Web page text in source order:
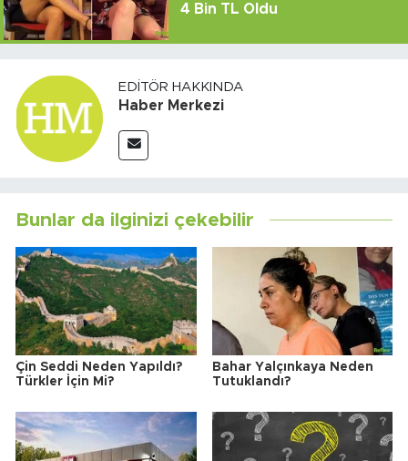
4 Bin TL Oldu
EDITÖR HAKKINDA
Haber Merkezi
Bunlar da ilginizi çekebilir
Çin Seddi Neden Yapıldı?
Türkler İçin Mi?
Bahar Yalçınkaya Neden
Tutuklandı?